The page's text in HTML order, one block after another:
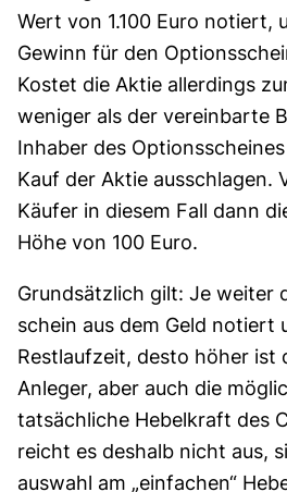
Wert von 1.100 Euro notiert,
Gewinn für den
Kostet die Aktie allerdings
weniger als der vereinbarte
Inhaber des
Kauf der Aktie ausschlagen.
Käufer in diesem Fall dann
Höhe von 100 Euro.
Grund­sätzlich gilt: Je weiter
schein aus dem Geld notiert
Rest­lauf­zeit, desto höher ist
Anleger, aber auch die
tat­sächliche Hebel­kraft des
reicht es deshalb nicht aus,
auswahl am „einfachen“